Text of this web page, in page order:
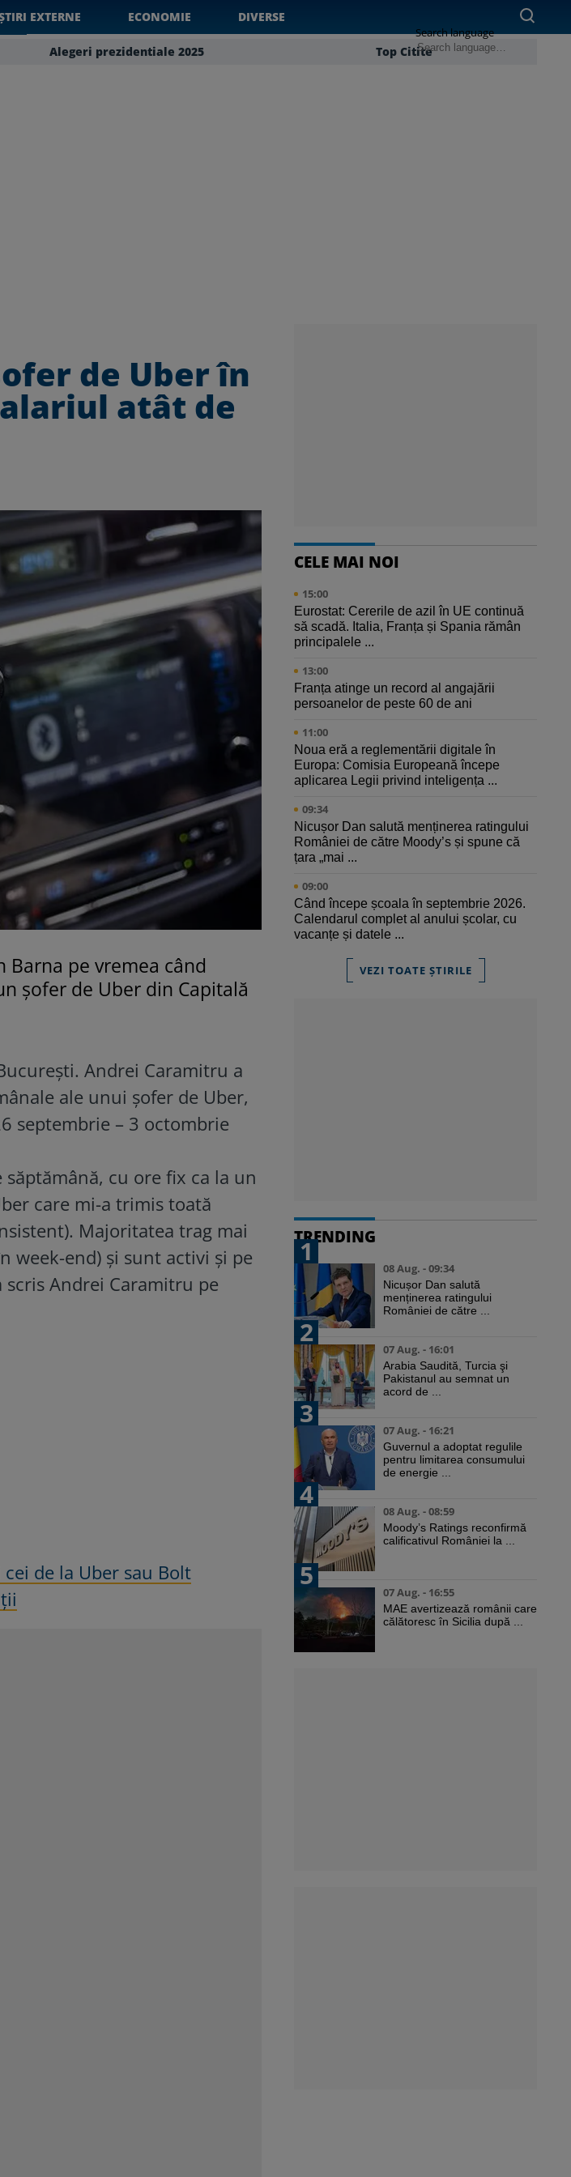
EXTERNE ECONOMIE DIVERSE
Alegeri prezidentiale 2025 Top Citite
Search language
de Uber în
atât de
pe vremea când
şofer de Uber din Capitală
Andrei Caramitru a
ale unui şofer de Uber,
septembrie – 3 octombrie
cu ore fix ca la un
care mi-a trimis toată
Majoritatea trag mai
week-end) și sunt activi și pe
scris Andrei Caramitru pe
de la Uber sau Bolt
CELE MAI NOI
15:00
Eurostat: Cererile de azil în UE continuă
să scadă. Italia, Franța și Spania rămân
principalele ...
13:00
Franța atinge un record al angajării
persoanelor de peste 60 de ani
11:00
Noua eră a reglementării digitale în
Europa: Comisia Europeană începe
aplicarea Legii privind inteligența ...
09:34
Nicușor Dan salută menținerea ratingului
României de către Moody’s și spune că
țara „mai ...
09:00
Când începe școala în septembrie 2026.
Calendarul complet al anului școlar, cu
vacanțe și datele ...
VEZI TOATE ȘTIRILE
TRENDING
1
08 Aug. - 09:34
Nicușor Dan salută
menținerea ratingului
României de către ...
2
07 Aug. - 16:01
Arabia Saudită, Turcia şi
Pakistanul au semnat un
acord de ...
3
07 Aug. - 16:21
Guvernul a adoptat regulile
pentru limitarea consumului
de energie ...
4
08 Aug. - 08:59
Moody’s Ratings reconfirmă
calificativul României la ...
5
07 Aug. - 16:55
MAE avertizează românii care
călătoresc în Sicilia după ...